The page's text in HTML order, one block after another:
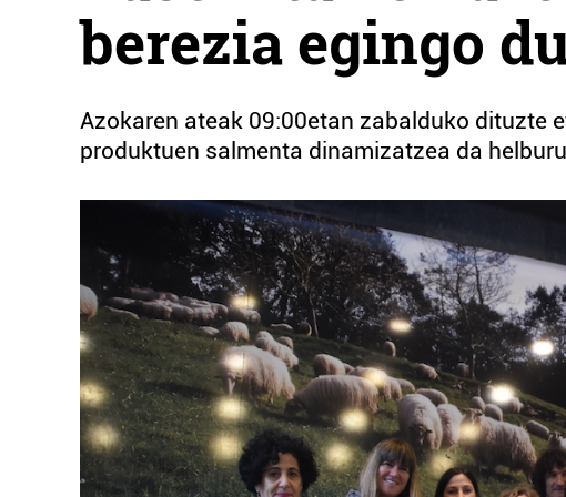
berezia egingo
Azokaren ateak 09:00etan zabalduko dituzte
produktuen salmenta dinamizatzea da